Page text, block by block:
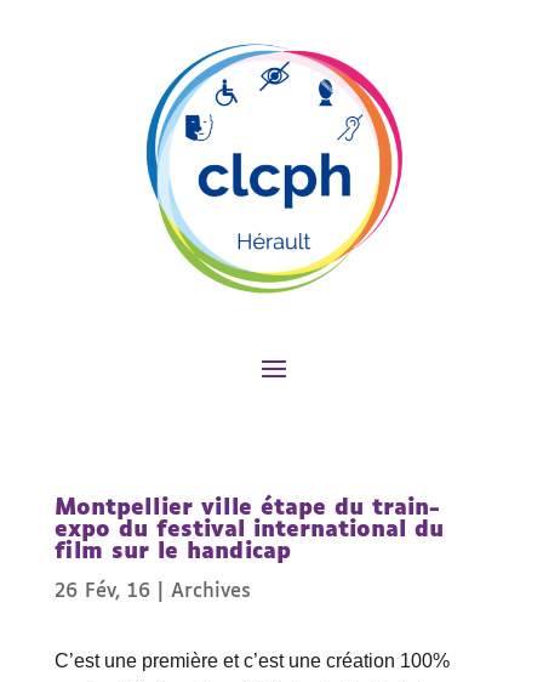
Montpellier ville étape du train-
expo du festival international du
film sur le handicap
26 Fév, 16| Archives
C’est une première et c’est une création 100%